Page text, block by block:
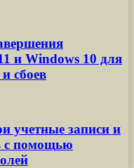
и Windows 10 для
сбоев
учетные записи и
с помощью